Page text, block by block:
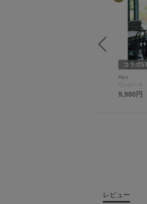
コラボ
Myu
ワンピース
9,980円
レビュー